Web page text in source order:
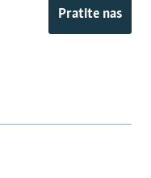
Pratite nas